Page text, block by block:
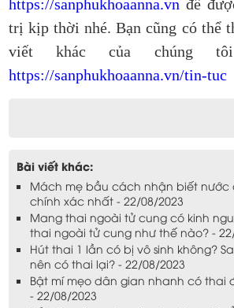
https://sanphukhoaanna.vn để
trị kịp thời nhé. Bạn cũng có thể
viết khác của chúng
https://sanphukhoaanna.vn/tin-tuc
Bài viết khác:
Mách mẹ bầu cách nhận biết nước
chính xác nhất - 22/08/2023
Mang thai ngoài tử cung có kinh
thai ngoài tử cung như thế nào? -
Hút thai 1 lần có bị vô sinh không?
nên có thai lại? - 22/08/2023
Bật mí mẹo dân gian nhanh có thai
- 22/08/2023